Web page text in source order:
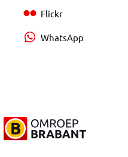
Flickr
WhatsApp